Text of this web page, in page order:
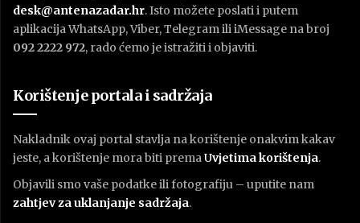
desk@antenazadar.hr. Isto možete poslati i putem
aplikacija WhatsApp, Viber, Telegram ili iMessage na broj
092 2222 972, rado ćemo je istražiti i objaviti.
Korištenje portala i sadržaja
Nakladnik ovaj portal stavlja na korištenje onakvim kakav
jeste, a korištenje mora biti premaUvjetima korištenja.
Objavili smo vaše podatke ili fotografiju – uputite nam
zahtjev za uklanjanje sadržaja.